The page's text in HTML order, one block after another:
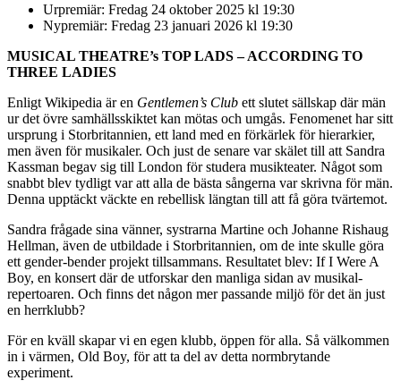
Urpremiär: Fredag 24 oktober 2025 kl 19:30
Nypremiär: Fredag 23 januari 2026 kl 19:30
MUSICAL THEATRE’s TOP LADS – ACCORDING TO
THREE LADIES
Enligt Wikipedia är en Gentlemen’s Club ett slutet sällskap där män
ur det övre samhällsskiktet kan mötas och umgås. Fenomenet har sitt
ursprung i Storbritannien, ett land med en förkärlek för hierarkier,
men även för musikaler. Och just de senare var skälet till att Sandra
Kassman begav sig till London för studera musikteater. Något som
snabbt blev tydligt var att alla de bästa sångerna var skrivna för män.
Denna upptäckt väckte en rebellisk längtan till att få göra tvärtemot.
Sandra frågade sina vänner, systrarna Martine och Johanne Rishaug
Hellman, även de utbildade i Storbritannien, om de inte skulle göra
ett gender-bender projekt tillsammans. Resultatet blev: If I Were A
Boy, en konsert där de utforskar den manliga sidan av musikal-
repertoaren. Och finns det någon mer passande miljö för det än just
en herrklubb?
För en kväll skapar vi en egen klubb, öppen för alla. Så välkommen
in i värmen, Old Boy, för att ta del av detta normbrytande
experiment.